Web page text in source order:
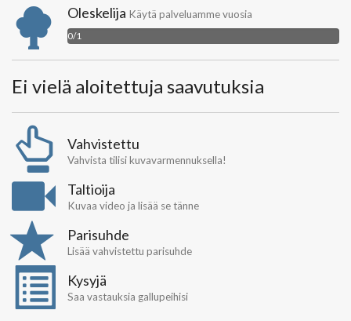
Oleskelija Käytä palveluamme vuosia
0/1
Ei vielä aloitettuja saavutuksia
Vahvistettu
Vahvista tilisi kuvavarmennuksella!
Taltioija
Kuvaa video ja lisää se tänne
Parisuhde
Lisää vahvistettu parisuhde
Kysyjä
Saa vastauksia gallupeihisi